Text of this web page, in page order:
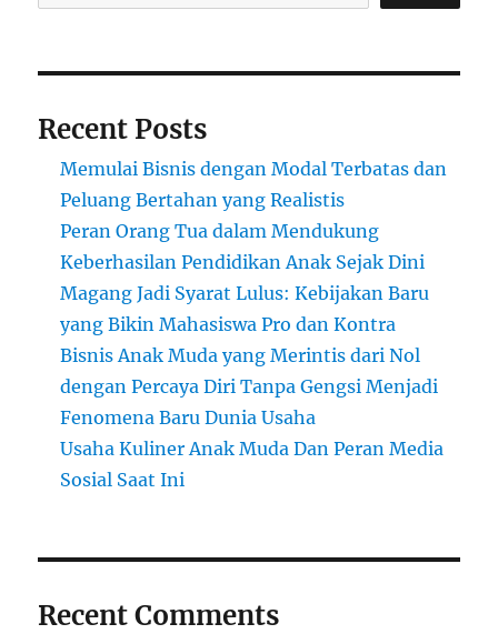
Recent Posts
Memulai Bisnis dengan Modal Terbatas dan
Peluang Bertahan yang Realistis
Peran Orang Tua dalam Mendukung
Keberhasilan Pendidikan Anak Sejak Dini
Magang Jadi Syarat Lulus: Kebijakan Baru
yang Bikin Mahasiswa Pro dan Kontra
Bisnis Anak Muda yang Merintis dari Nol
dengan Percaya Diri Tanpa Gengsi Menjadi
Fenomena Baru Dunia Usaha
Usaha Kuliner Anak Muda Dan Peran Media
Sosial Saat Ini
Recent Comments